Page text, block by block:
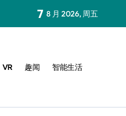
7 8 月 2026, 周五
VR 趣闻 智能生活